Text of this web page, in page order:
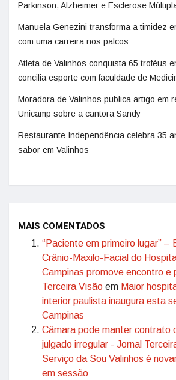
Parkinson, Alzheimer e Esclerose
Manuela Genezini transforma a timidez
com uma carreira nos palcos
Atleta de Valinhos conquista 65 troféus
concilia esporte com faculdade de
Moradora de Valinhos publica artigo em
Unicamp sobre a cantora Sandy
Restaurante Independência celebra 35
sabor em Valinhos
MAIS COMENTADOS
“Paciente em primeiro lugar” –
Crânio-Maxilo-Facial do
Campinas promove encontro e
Terceira Visão em Maior
interior paulista inaugura esta
Campinas
Câmara pode manter contrato
julgado irregular - Jornal
Serviço da Sou Valinhos é
em sessão